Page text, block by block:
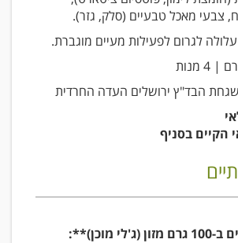
צבעי מאכל טבעיים (סלק, גזר).
לגרום לפעילות מעיים מוגברת.
הבד"ץ ירושלים העדה החרדית
הקיים בסניף
מוכן)**: